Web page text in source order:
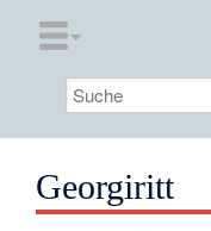
Georgiritt